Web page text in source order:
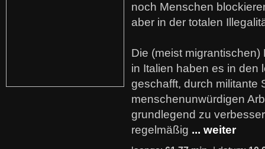
noch Menschen
aber in der totalen
Die (meist
in Italien haben es in den
geschafft, durch militante
menschenunwürdigen
grundlegend zu
regelmäßig ... weiter